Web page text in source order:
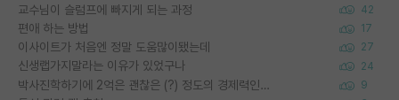
교수님이 슬럼프에 빠지게 되는 과정 42
편애 하는 방법 17
이사이트가 처음엔 정말 도움많이됐는데 27
신생랩가지말라는 이유가 있었구나 24
박사진학하기에 2억은 괜찮은 (?) 정도의 경제력인가요 9